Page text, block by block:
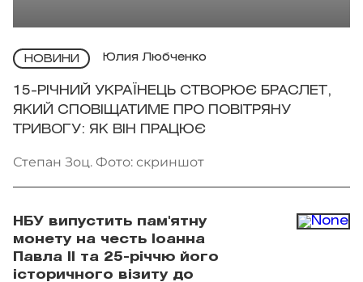
НОВИНИ Юлия Любченко
15-РІЧНИЙ УКРАЇНЕЦЬ СТВОРЮЄ БРАСЛЕТ,
ЯКИЙ СПОВІЩАТИМЕ ПРО ПОВІТРЯНУ
ТРИВОГУ: ЯК ВІН ПРАЦЮЄ
Степан Зоц. Фото: скриншот
НБУ випустить пам'ятну
монету на честь Іоанна
Павла II та 25-річчю його
історичного візиту до